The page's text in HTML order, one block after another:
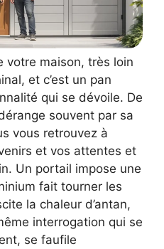
votre maison, très loin
et c’est un pan
qui se dévoile. De
souvent par sa
vous retrouvez à
et vos attentes et
Un portail impose une
fait tourner les
la chaleur d’antan,
interrogation qui se
se faufile